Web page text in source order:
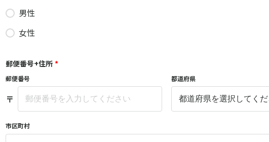
男性
女性
郵便番号+住所 *
郵便番号
〒
都道府県
市区町村